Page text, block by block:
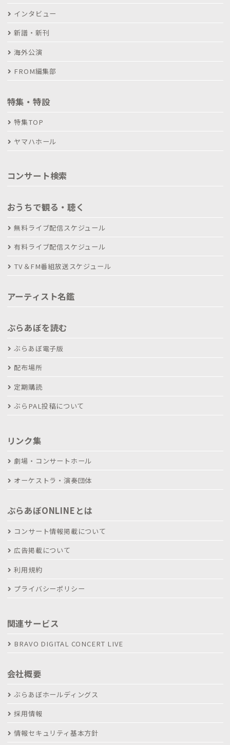
インタビュー
新譜・新刊
海外公演
FROM編集部
特集・特設
特集TOP
ヤマハホール
コンサート検索
おうちで観る・聴く
無料ライブ配信スケジュール
有料ライブ配信スケジュール
TV＆FM番組放送スケジュール
アーティスト名鑑
ぶらあぼを読む
ぶらあぼ電子版
配布場所
定期購読
ぶらPAL投稿について
リンク集
劇場・コンサートホール
オーケストラ・演奏団体
ぶらあぼONLINEとは
コンサート情報掲載について
広告掲載について
利用規約
プライバシーポリシー
関連サービス
BRAVO DIGITAL CONCERT LIVE
会社概要
ぶらあぼホールディングス
採用情報
情報セキュリティ基本方針